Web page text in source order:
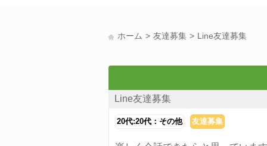
ホーム 友達募集 Line友達募集
Line友達募集
20代:20代：その他 友達募集